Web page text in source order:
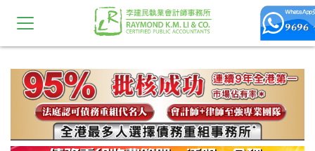
10,11,12,13,14,15,16,17,18,19,20